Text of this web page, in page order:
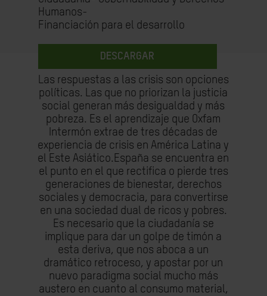
Humanos-
Financiación para el desarrollo
DESCARGAR
Las respuestas a las crisis son opciones
políticas. Las que no priorizan la justicia
social generan más desigualdad y más
pobreza. Es el aprendizaje que Oxfam
Intermón extrae de tres décadas de
experiencia de crisis en América Latina y
el Este Asiático.España se encuentra en
el punto en el que rectifica o pierde tres
generaciones de bienestar, derechos
sociales y democracia, para convertirse
en una sociedad dual de ricos y pobres.
Es necesario que la ciudadanía se
implique para dar un golpe de timón a
esta deriva, que nos aboca a un
dramático retroceso, y apostar por un
nuevo paradigma social mucho más
austero en cuanto al consumo material,